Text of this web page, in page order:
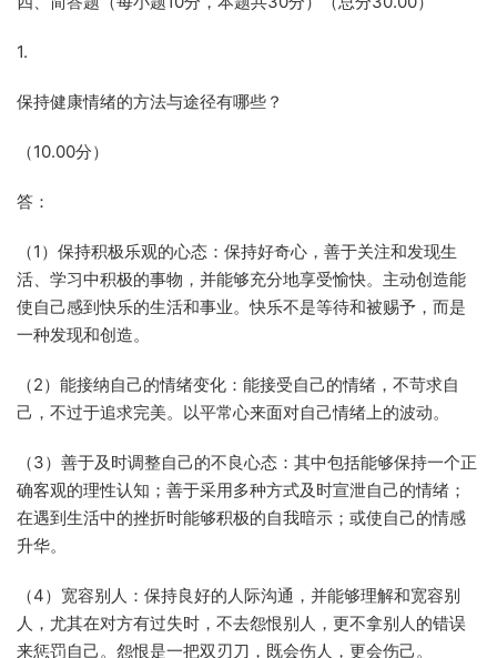
1.
保持健康情绪的方法与途径有哪些？
（10.00分）
答：
（1）保持积极乐观的心态：保持好奇心，善于关注和发现生
活、学习中积极的事物，并能够充分地享受愉快。主动创造能
使自己感到快乐的生活和事业。快乐不是等待和被赐予，而是
一种发现和创造。
（2）能接纳自己的情绪变化：能接受自己的情绪，不苛求自
己，不过于追求完美。以平常心来面对自己情绪上的波动。
（3）善于及时调整自己的不良心态：其中包括能够保持一个正
确客观的理性认知；善于采用多种方式及时宣泄自己的情绪；
在遇到生活中的挫折时能够积极的自我暗示；或使自己的情感
升华。
（4）宽容别人：保持良好的人际沟通，并能够理解和宽容别
人，尤其在对方有过失时，不去怨恨别人，更不拿别人的错误
来惩罚自己。怨恨是一把双刃刀，既会伤人，更会伤己。